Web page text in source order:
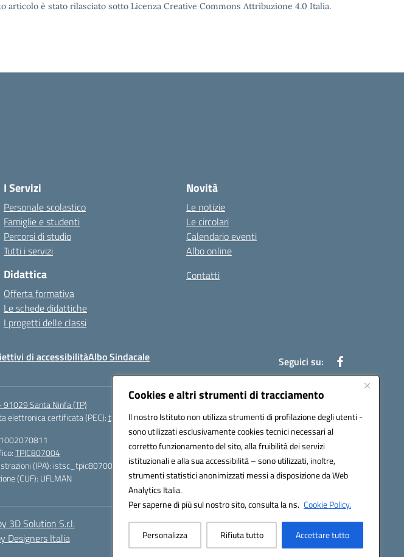
Cookies e altri strumenti di tracciamento
Il nostro Istituto non utilizza strumenti di profilazione degli utenti -
sono utilizzati esclusivamente cookies tecnici necessari al
corretto funzionamento del sito, alla fruibilità dei servizi
istituzionali e alla sua accessibilità – sono utilizzati, inoltre,
strumenti statistici anonimizzati messi a disposizione da Web
Analytics Italia.
Per saperne di più sul nostro sito, consulta la ns. Cookie Policy.
Personalizza Rifiuta tutto Accettare tutto
articolo è stato rilasciato sotto Licenza Creative Commons Attribuzione 4.0 Italia.
I Servizi
Personale scolastico
Famiglie e studenti
Percorsi di studio
Tutti i servizi
Didattica
Offerta formativa
Le schede didattiche
I progetti delle classi
Novità
Le notizie
Le circolari
Calendario eventi
Albo online
Contatti
di accessibilitàAlbo Sindacale Seguici su:
91029 Santa Ninfa (TP)
elettronica certificata (PEC):tpic807004@pec.istruzione.it
TPIC807004
(IPA): istsc_tpic807004
(CUF): UFLMAN
3D Solution S.r.l.
Designers Italia